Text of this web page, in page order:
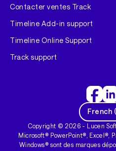
Contacter ventes Track
Timeline Add-in support
Timeline Online Support
Track support
French (
Copyright © 2026 - Lucen
Microsoft® PowerPoint®, Excel®,
Windows® sont des marques